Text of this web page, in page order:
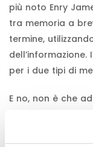
più noto Enry
tra memoria a
termine,
per i due tipi di
E no, non è che
Nel frattempo